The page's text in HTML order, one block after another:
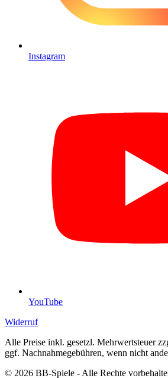
Instagram
YouTube
Widerruf
Alle Preise inkl. gesetzl. Mehrwertsteuer
ggf. Nachnahmegebühren, wenn nicht
© 2026 BB-Spiele - Alle Rechte